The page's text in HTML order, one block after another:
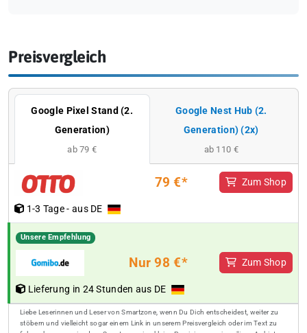
Preisvergleich
Google Pixel Stand (2.
Generation)
ab 79 €
Google Nest Hub (2.
Generation) (2x)
ab 110 €
79 €* Zum Shop
1-3 Tage - aus DE
Unsere Empfehlung
Nur 98 €* Zum Shop
Lieferung in 24 Stunden aus DE
Liebe Leserinnen und Leser von Smartzone, wenn Du Dich entscheidest, weiter zu
stöbern und vielleicht sogar einem Link in unserem Preisvergleich oder im Text zu